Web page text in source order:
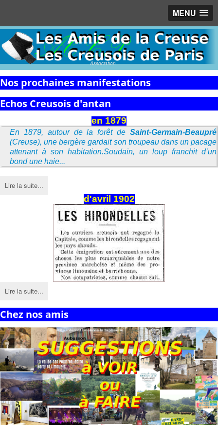
MENU
Association
Nos prochaines manifestations
Echos Creusois d'antan
en 1879
En 1879, autour de la forêt de Saint-Germain-Beaupré
(Creuse), une bergère gardait son troupeau dans un pacage
attenant à son habitation.Soudain, un loup franchit d’un
bond une haie...
Lire la suite...
d'avril 1902
Lire la suite...
Chez nos amis